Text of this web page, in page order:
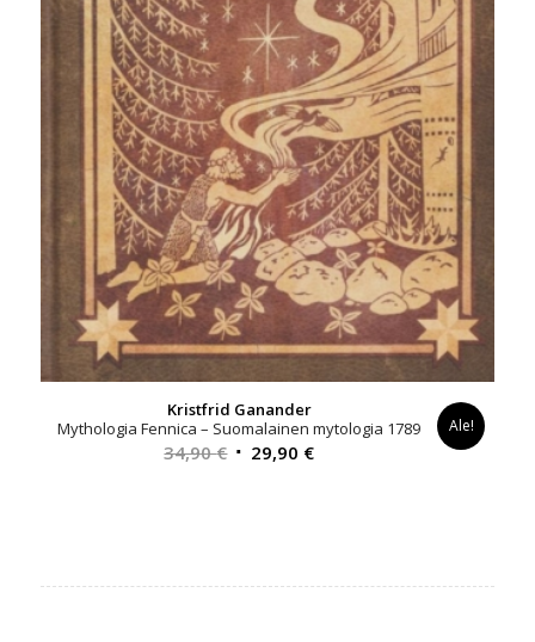
Kristfrid Ganander
Mythologia Fennica – Suomalainen mytologia 1789
34,90€ Alkuperäinen
29,90 €Nykyinen
Ale!